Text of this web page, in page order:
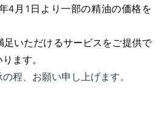
4月1日より一部の精油の価格を
いただけるサービスをご提供で
ます。
程、お願い申し上げます。